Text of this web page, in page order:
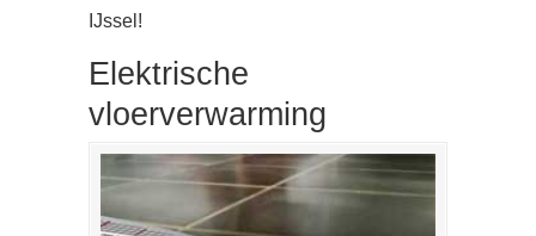
IJssel!
Elektrische
vloerverwarming